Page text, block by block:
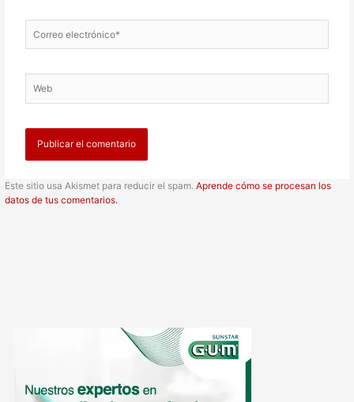
electrónico*
Este sitio usa Akismet para reducir el spam.Aprende cómo se procesan los
datos de tus comentarios.